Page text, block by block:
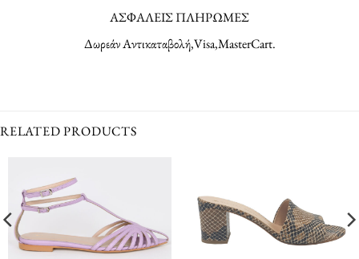
ΑΣΦΑΛΕΙΣ ΠΛΗΡΩΜΕΣ
Δωρεάν Αντικαταβολή,Visa,MasterCart.
RELATED PRODUCTS